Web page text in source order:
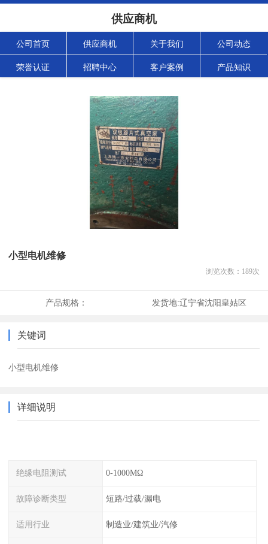
供应商机
公司首页 供应商机 关于我们 公司动态
荣誉认证 招聘中心 客户案例 产品知识
小型电机维修
浏览次数： 189次
产品规格： 发货地:辽宁省沈阳皇姑区
关键词
小型电机维修
详细说明
绝缘电阻测试 0-1000MΩ
故障诊断类型 短路/过载/漏电
适用行业 制造业/建筑业/汽修